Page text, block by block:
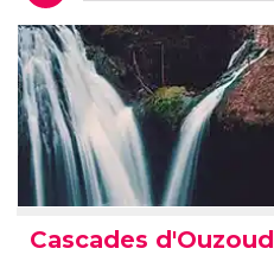
Cascades d'Ouzoud